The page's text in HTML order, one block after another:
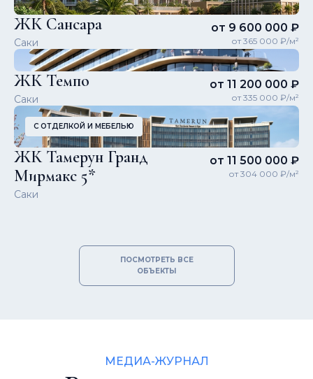
ЖК Сансара
Саки
от 9 600 000 ₽
от 365 000 ₽/м²
ЖК Темпо
Саки
от 11 200 000 ₽
от 335 000 ₽/м²
С ОТДЕЛКОЙ И МЕБЕЛЬЮ
ЖК Тамерун Гранд
Мирмакс 5*
Саки
от 11 500 000 ₽
от 304 000 ₽/м²
ПОСМОТРЕТЬ ВСЕ
ОБЪЕКТЫ
МЕДИА-ЖУРНАЛ